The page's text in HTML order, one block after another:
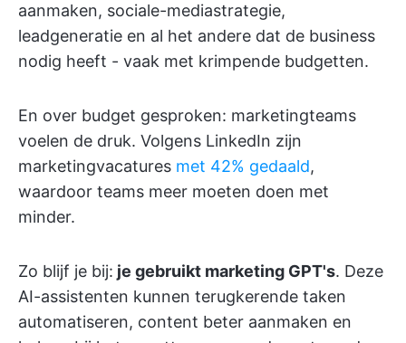
aanmaken, sociale-mediastrategie,
leadgeneratie en al het andere dat de business
nodig heeft - vaak met krimpende budgetten.
En over budget gesproken: marketingteams
voelen de druk. Volgens LinkedIn zijn
marketingvacatures met 42% gedaald,
waardoor teams meer moeten doen met
minder.
Zo blijf je bij: je gebruikt marketing GPT's. Deze
AI-assistenten kunnen terugkerende taken
automatiseren, content beter aanmaken en